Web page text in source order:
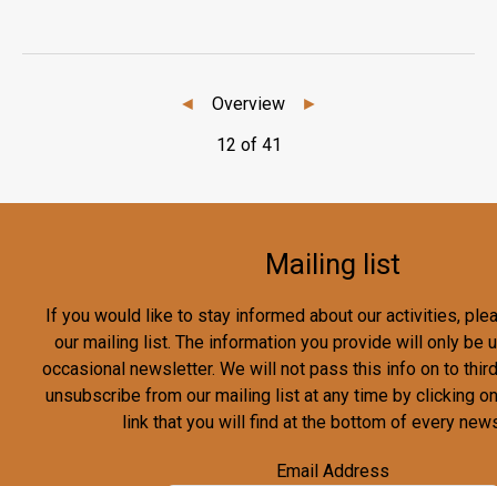
◄ Overview
►
12 of 41
Mailing list
If you would like to stay informed about our activities,
our mailing list. The information you provide will only be
occasional newsletter. We will not pass this info on to
unsubscribe from our mailing list at any time by clicking
link that you will find at the bottom of every
Email Address